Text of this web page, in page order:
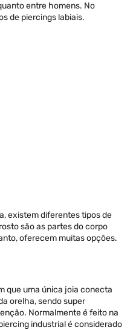
entre homens. No
de piercings labiais.
existem diferentes tipos de
são as partes do corpo
oferecem muitas opções.
que uma única joia conecta
orelha, sendo super
Normalmente é feito na
industrial é considerado